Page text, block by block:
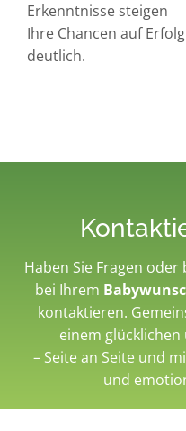
Erkenntnisse steigen
Ihre Chancen auf Erfolg
deutlich.
Haben Sie Fragen
bei Ihrem
kontaktieren.
einem
– Seite an Seite und
und